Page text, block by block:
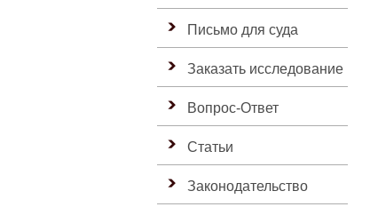
Письмо для суда
Заказать исследование
Вопрос-Ответ
Статьи
Законодательство